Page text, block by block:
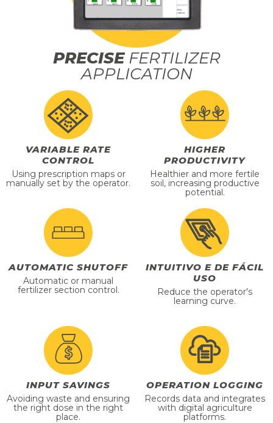
PRECISEFERTILIZER
APPLICATION
VARIABLE RATE
CONTROL
Using prescription maps or
manually set by the operator.
HIGHER
PRODUCTIVITY
Healthier and more fertile
soil, increasing productive
potential.
AUTOMATIC SHUTOFF
Automatic or manual
fertilizer section control.
INTUITIVO E DE FÁCIL
USO
Reduce the operator's
learning curve.
INPUT SAVINGS
Avoiding waste and ensuring
the right dose in the right
place.
OPERATION LOGGING
Records data and integrates
with digital agriculture
platforms.